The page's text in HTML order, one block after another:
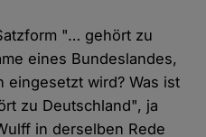
"… gehört zu
eines Bundeslandes,
eingesetzt wird? Was ist
zu Deutschland", ja
in derselben Rede